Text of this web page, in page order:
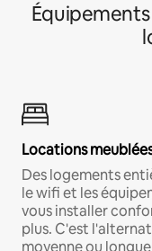
Locations
Des logements
le wifi et les
vous installer
plus. C'est
moyenne ou